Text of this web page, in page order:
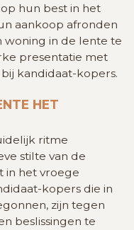
hun best in het
aankoop afronden
woning in de lente te
presentatie met
kandidaat-kopers.
HET
ritme
stilte van de
in het vroege
kopers die in
zijn tegen
beslissingen te